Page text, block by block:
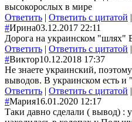
высокорослых в мире
Ответить | Ответить с цитатой |
#Ирина03.12.2017 22:11
Дорога на украинском "шлях"
Ответить | Ответить с цитатой |
#Виктор10.12.2018 17:37
Не знаете украинский,
выводов. В украинском есть и
Ответить | Ответить с цитатой |
#Мария16.01.2020 12:17
Таки давно сделали ( вывод) :